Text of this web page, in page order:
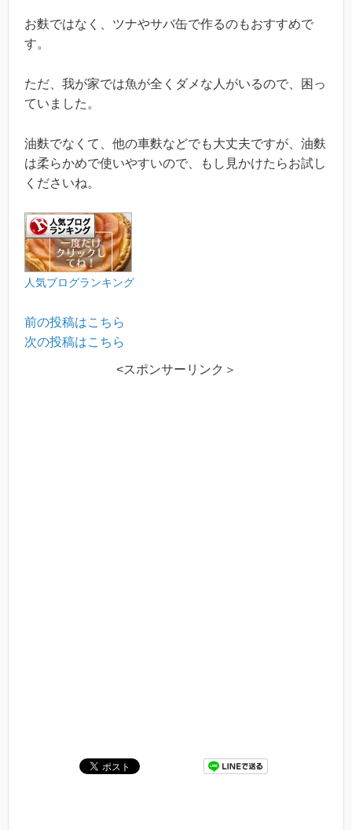
お麩ではなく、ツナやサバ缶で作るのもおすすめで
す。
ただ、我が家では魚が全くダメな人がいるので、困っ
ていました。
油麩でなくて、他の車麩などでも大丈夫ですが、油麩
は柔らかめで使いやすいので、もし見かけたらお試し
くださいね。
人気ブログランキング
前の投稿はこちら
次の投稿はこちら
<スポンサーリンク＞